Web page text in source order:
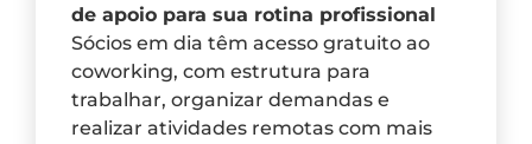
de apoio para sua rotina profissional
Sócios em dia têm acesso gratuito ao
coworking, com estrutura para
trabalhar, organizar demandas e
realizar atividades remotas com mais